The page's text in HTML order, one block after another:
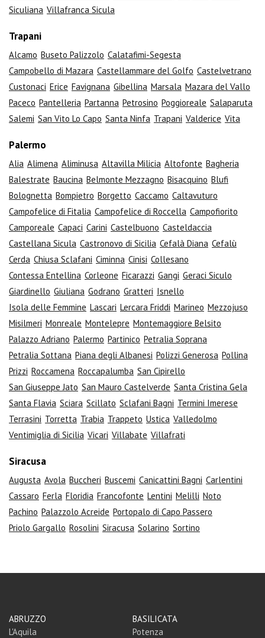
Siculiana Villafranca Sicula
Trapani
Alcamo Buseto Palizzolo Calatafimi-Segesta
Campobello di Mazara Castellammare del Golfo Castelvetrano
Custonaci Erice Favignana Gibellina Marsala Mazara del Vallo
Paceco Pantelleria Partanna Petrosino Poggioreale Salaparuta
Salemi San Vito Lo Capo Santa Ninfa Trapani Valderice Vita
Palermo
Alia Alimena Aliminusa Altavilla Milicia Altofonte Bagheria
Balestrate Baucina Belmonte Mezzagno Bisacquino Blufi
Bolognetta Bompietro Borgetto Caccamo Caltavuturo
Campofelice di Fitalia Campofelice di Roccella Campofiorito
Camporeale Capaci Carini Castelbuono Casteldaccia
Castellana Sicula Castronovo di Sicilia Cefalà Diana Cefalù
Cerda Chiusa Sclafani Ciminna Cinisi Collesano
Contessa Entellina Corleone Ficarazzi Gangi Geraci Siculo
Giardinello Giuliana Godrano Gratteri Isnello
Isola delle Femmine Lascari Lercara Friddi Marineo Mezzojuso
Misilmeri Monreale Montelepre Montemaggiore Belsito
Palazzo Adriano Palermo Partinico Petralia Soprana
Petralia Sottana Piana degli Albanesi Polizzi Generosa Pollina
Prizzi Roccamena Roccapalumba San Cipirello
San Giuseppe Jato San Mauro Castelverde Santa Cristina Gela
Santa Flavia Sciara Scillato Sclafani Bagni Termini Imerese
Terrasini Torretta Trabia Trappeto Ustica Valledolmo
Ventimiglia di Sicilia Vicari Villabate Villafrati
Siracusa
Augusta Avola Buccheri Buscemi Canicattini Bagni Carlentini
Cassaro Ferla Floridia Francofonte Lentini Melilli Noto
Pachino Palazzolo Acreide Portopalo di Capo Passero
Priolo Gargallo Rosolini Siracusa Solarino Sortino
ABRUZZO
L'Aquila
BASILICATA
Potenza